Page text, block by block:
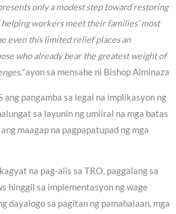
only a modest step toward restoring
workers meet their families’ most
even this limited relief places an
who already bear the greatest weight of
ayon sa mensahe ni Bishop Alminaza
ang pangamba sa legal na implikasyon ng
sa layunin ng umiiral na mga batas
maagap na pagpapatupad ng mga
na pag-alis sa TRO, paggalang sa
hinggil sa implementasyon ng wage
dayalogo sa pagitan ng pamahalaan, mga